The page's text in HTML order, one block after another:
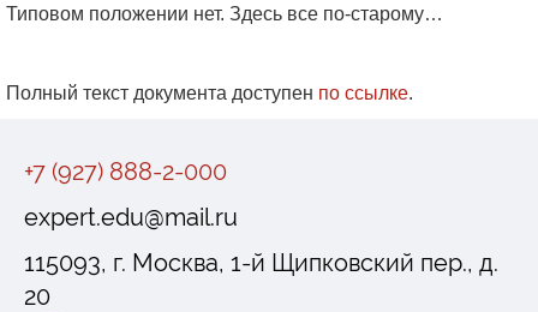
Типовом положении нет. Здесь все по-старому…
Полный текст документа доступен по ссылке.
+7 (927) 888-2-000
expert.edu@mail.ru
115093, г. Москва, 1-й Щипковский пер., д.
20